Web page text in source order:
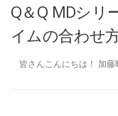
Q＆Q MDシリ
イムの合わせ
皆さんこんにちは！ 加藤